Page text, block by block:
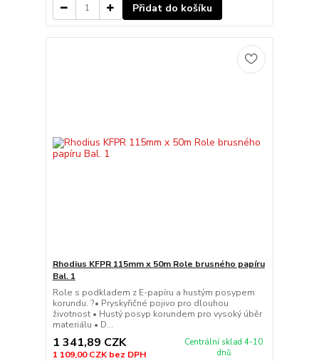
Přidat do košíku
Rhodius KFPR 115mm x 50m Role brusného papíru
Bal. 1
Role s podkladem z E-papíru a hustým posypem
korundu. ?• Pryskyřičné pojivo pro dlouhou
životnost • Hustý posyp korundem pro vysoký úběr
materiálu • D...
1 341,89 CZK
1 109,00 CZKbez DPH
Centrální sklad 4-10
dnů